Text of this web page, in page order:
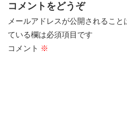
コメントをどうぞ
メールアドレスが公開されること
ている欄は必須項目です
コメント ※